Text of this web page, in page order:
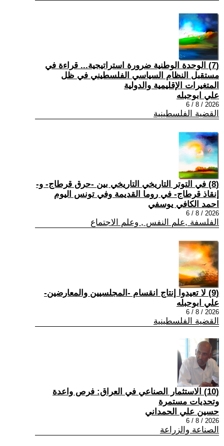
(7) الوحدة الوطنية ضرورة استراتيجية... قراءة في
مستقبل النظام السياسي الفلسطيني في ظل
المتغيرات الإقليمية والدولية
علي ابوحبله
2026 / 8 / 6
القضية الفلسطينية
(8) في التوتر التاريخي التاريخي بين -حرق قرطاج- و-
إنقاذ قرطاج- في روما القديمة وفي تونس اليوم
احمد الكافي يوسفي
2026 / 8 / 6
الفلسفة ,علم النفس , وعلم الاجتماع
(9) لا تعيدوا إنتاج انقسام -المجلسيين والمعارضين-
علي ابوحبله
2026 / 8 / 6
القضية الفلسطينية
(10) الاستثمار الصناعي في العراق: فرص واعدة
وتحديات مستمرة
حسين علي الحمداني
2026 / 8 / 6
الصناعة والزراعة